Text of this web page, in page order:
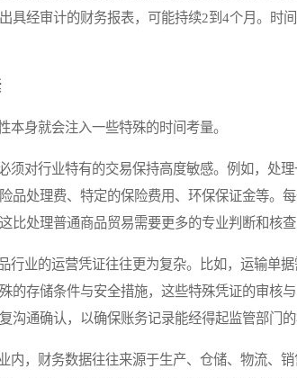
具经审计的财务报表，可能持续2到4个月。时间
身就会注入一些特殊的时间考量。
对行业特有的交易保持高度敏感。例如，处理
品处理费、特定的保险费用、环保保证金等。
比处理普通商品贸易需要更多的专业判断和核查
业的运营凭证往往更为复杂。比如，运输单据
的存储条件与安全措施，这些特殊凭证的审核
沟通确认，以确保账务记录能经得起监管部门的
，财务数据往往来源于生产、仓储、物流、销